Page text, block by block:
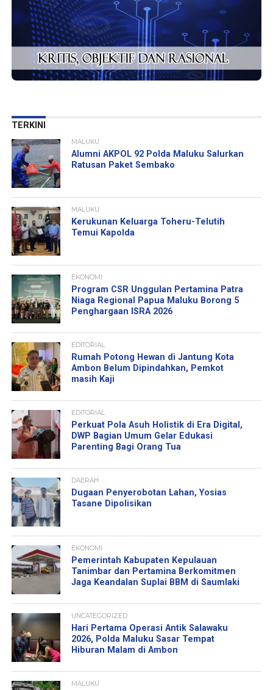
TERKINI
MALUKU
Alumni AKPOL 92 Polda Maluku Salurkan
Ratusan Paket Sembako
MALUKU
Kerukunan Keluarga Toheru-Telutih
Temui Kapolda
EKONOMI
Program CSR Unggulan Pertamina Patra
Niaga Regional Papua Maluku Borong 5
Penghargaan ISRA 2026
EDITORIAL
Rumah Potong Hewan di Jantung Kota
Ambon Belum Dipindahkan, Pemkot
masih Kaji
EDITORIAL
Perkuat Pola Asuh Holistik di Era Digital,
DWP Bagian Umum Gelar Edukasi
Parenting Bagi Orang Tua
DAERAH
Dugaan Penyerobotan Lahan, Yosias
Tasane Dipolisikan
EKONOMI
Pemerintah Kabupaten Kepulauan
Tanimbar dan Pertamina Berkomitmen
Jaga Keandalan Suplai BBM di Saumlaki
UNCATEGORIZED
Hari Pertama Operasi Antik Salawaku
2026, Polda Maluku Sasar Tempat
Hiburan Malam di Ambon
MALUKU